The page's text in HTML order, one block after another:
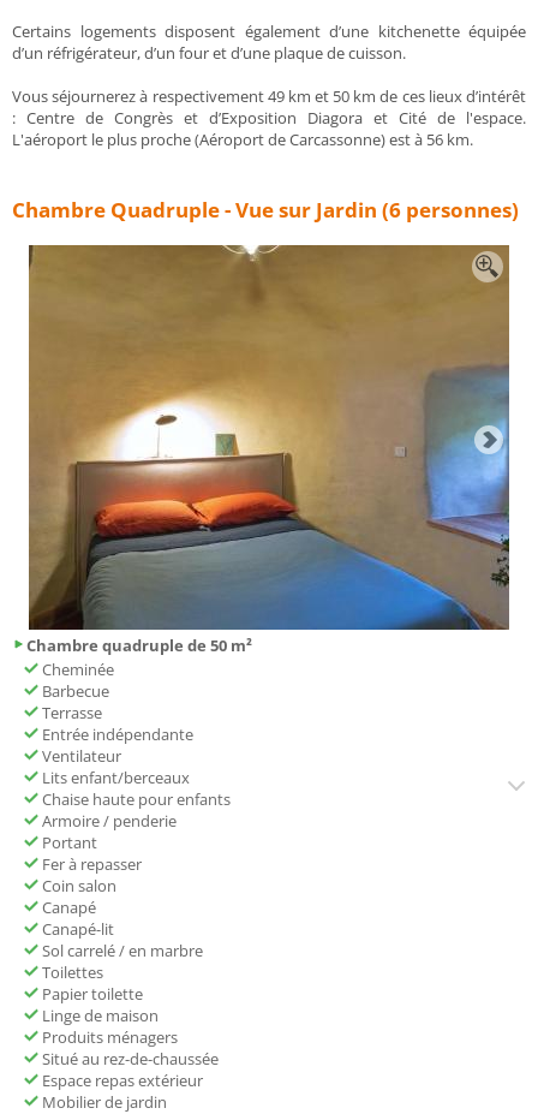
Certains logements disposent également d’une kitchenette équipée
d’un réfrigérateur, d’un four et d’une plaque de cuisson.
Vous séjournerez à respectivement 49 km et 50 km de ces lieux d’intérêt
: Centre de Congrès et d’Exposition Diagora et Cité de l'espace.
L'aéroport le plus proche (Aéroport de Carcassonne) est à 56 km.
Chambre Quadruple - Vue sur Jardin (6 personnes)
Chambre quadruple de 50 m²
Cheminée
Barbecue
Terrasse
Entrée indépendante
Ventilateur
Lits enfant/berceaux
Chaise haute pour enfants
Armoire / penderie
Portant
Fer à repasser
Coin salon
Canapé
Canapé-lit
Sol carrelé / en marbre
Toilettes
Papier toilette
Linge de maison
Produits ménagers
Situé au rez-de-chaussée
Espace repas extérieur
Mobilier de jardin